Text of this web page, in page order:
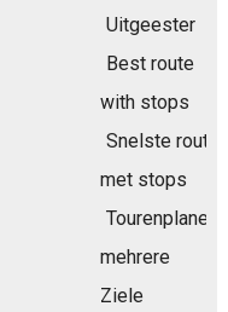
Uitgeester
Best route
with stops
Snelste route
met stops
Tourenplaner
mehrere
Ziele